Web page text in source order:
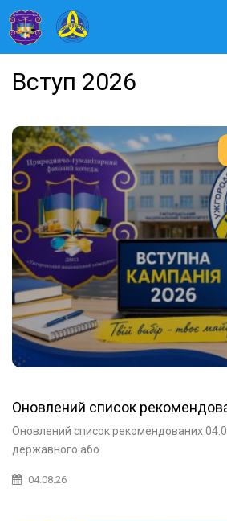
Вступ 2026
Оновлений список
Оновлений список рекомендованих
державного або
04.08.26